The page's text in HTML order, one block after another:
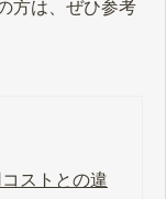
方は、ぜひ参考
ストとの違